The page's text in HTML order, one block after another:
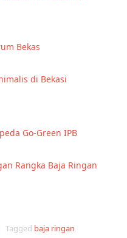
Bekas
di Bekasi
Go-Green IPB
Rangka Baja Ringan
Tagged baja ringan